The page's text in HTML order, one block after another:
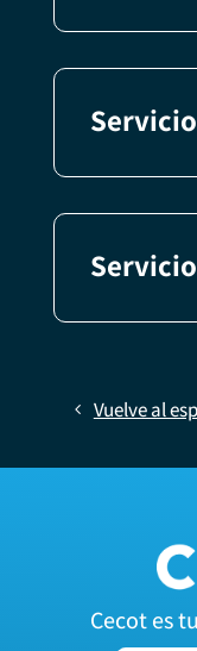
Vuelve al
Cecot es